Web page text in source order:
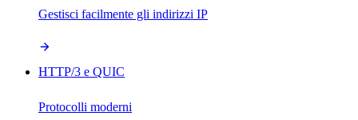
Gestisci facilmente gli indirizzi IP
HTTP/3 e QUIC
Protocolli moderni